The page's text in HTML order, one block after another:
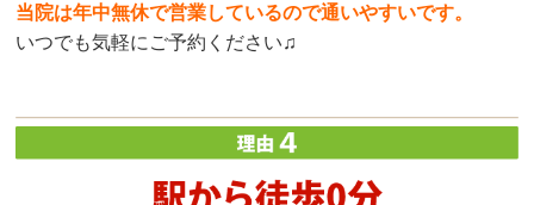
当院は年中無休で営業しているので通いやすいです。
いつでも気軽にご予約ください♫